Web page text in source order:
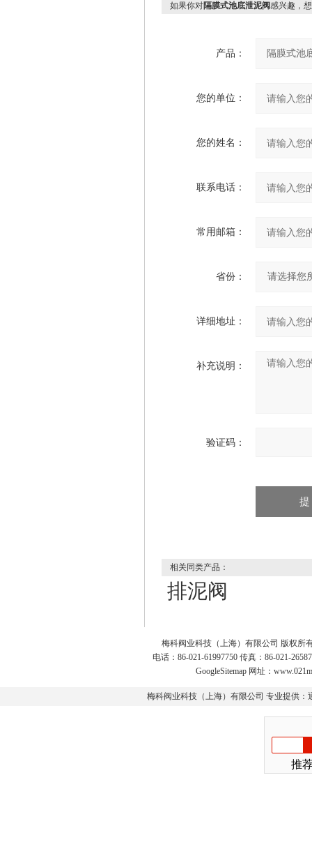
如果你对隔膜式池底泄泥阀感兴趣，
产品：
您的单位：
您的姓名：
联系电话：
常用邮箱：
省份：
详细地址：
补充说明：
验证码：
相关同类产品：
排泥阀
梅科阀业科技（上海）有限公司 版权所
电话：86-021-61997750 传真：86-021-
GoogleSitemap 网址：
梅科阀业科技（上海）有限公司 专业提供
推